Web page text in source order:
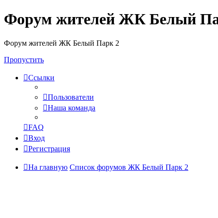
Форум жителей ЖК Белый
Форум жителей ЖК Белый Парк 2
Пропустить
Ссылки
Пользователи
Наша команда
FAQ
Вход
Регистрация
На главную Список форумов ЖК Белый Парк 2